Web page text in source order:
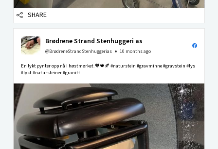
SHARE
Brødrene Strand Stenhuggeri as
@BrødreneStrandStenhuggerias 10 months ago
En lykt pynter opp nå i høstmørket.🧡🍁🍂 #naturstein #gravminne #gravstein #lys
#lykt #natursteiner #granitt